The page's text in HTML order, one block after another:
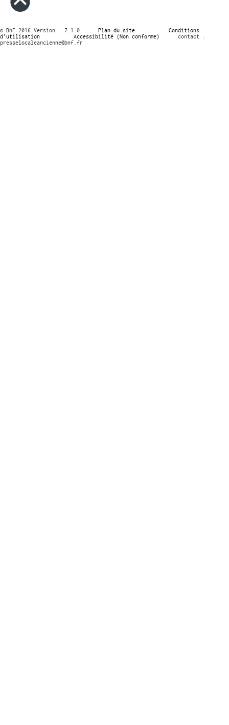
© BnF 2016 Version : 7.1.0 Plan du site
Conditions
d’utilisation
Accessibilité (Non conforme)
contact :
presselocaleancienne@bnf.fr